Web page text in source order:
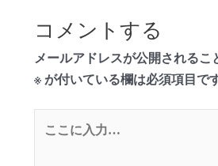
コメントする
メールアドレスが公開されるこ
※が付いている欄は必須項目で